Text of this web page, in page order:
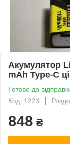
Акумулятор
mAh Type-C
Готово до
Код: 1223
848 ₴